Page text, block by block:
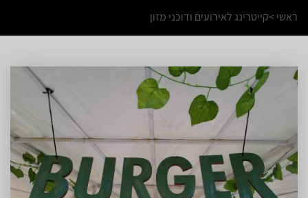
ראשי >קייטרינג לאירועים ודוכני מזון